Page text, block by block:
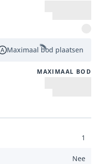
Maximaal bod plaatsen
MAXIMAAL BOD
1
Nee